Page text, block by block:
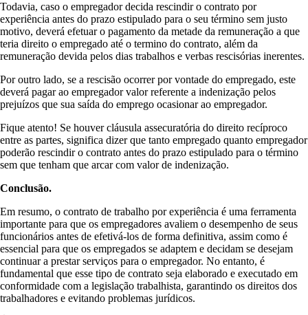
Todavia, caso o empregador decida rescindir o contrato por
experiência antes do prazo estipulado para o seu término sem justo
motivo, deverá efetuar o pagamento da metade da remuneração a que
teria direito o empregado até o termino do contrato, além da
remuneração devida pelos dias trabalhos e verbas rescisórias inerentes.
Por outro lado, se a rescisão ocorrer por vontade do empregado, este
deverá pagar ao empregador valor referente a indenização pelos
prejuízos que sua saída do emprego ocasionar ao empregador.
Fique atento! Se houver cláusula assecuratória do direito recíproco
entre as partes, significa dizer que tanto empregado quanto empregador
poderão rescindir o contrato antes do prazo estipulado para o término
sem que tenham que arcar com valor de indenização.
Conclusão.
Em resumo, o contrato de trabalho por experiência é uma ferramenta
importante para que os empregadores avaliem o desempenho de seus
funcionários antes de efetivá-los de forma definitiva, assim como é
essencial para que os empregados se adaptem e decidam se desejam
continuar a prestar serviços para o empregador. No entanto, é
fundamental que esse tipo de contrato seja elaborado e executado em
conformidade com a legislação trabalhista, garantindo os direitos dos
trabalhadores e evitando problemas jurídicos.